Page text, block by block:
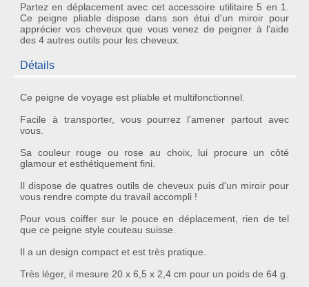
Partez en déplacement avec cet accessoire utilitaire 5 en 1.
Ce peigne pliable dispose dans son étui d'un miroir pour
apprécier vos cheveux que vous venez de peigner à l'aide
des 4 autres outils pour les cheveux.
Détails
Ce peigne de voyage est pliable et multifonctionnel.
Facile à transporter, vous pourrez l'amener partout avec
vous.
Sa couleur rouge ou rose au choix, lui procure un côté
glamour et esthétiquement fini.
Il dispose de quatres outils de cheveux puis d'un miroir pour
vous rendre compte du travail accompli !
Pour vous coiffer sur le pouce en déplacement, rien de tel
que ce peigne style couteau suisse
Il a un design compact et est très pratique.
Très léger, il mesure 20 x 6,5 x 2,4 cm pour un poids de 64 g.